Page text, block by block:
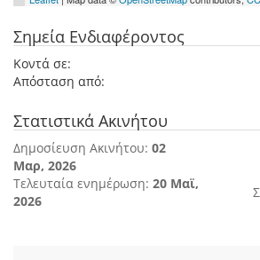
Σημεία Ενδιαφέροντος
Κοντά σε:
Απόσταση από:
Στατιστικά Ακινήτου
Δημοσίευση Ακινήτου: 02
Μαρ, 2026
Τελευταία ενημέρωση: 20 Μαϊ,
2026